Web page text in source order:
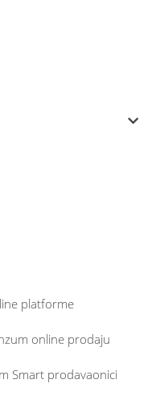
platforme
online prodaju
Smart prodavaonici